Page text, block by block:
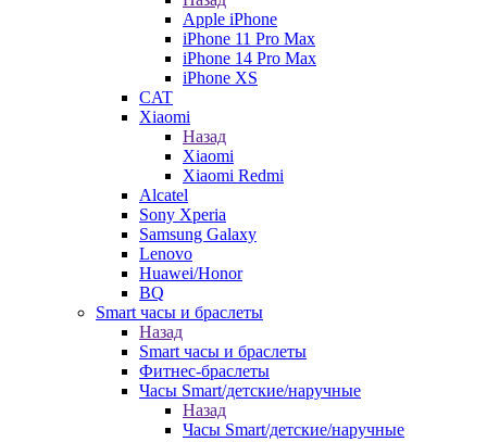
Apple iPhone
iPhone 11 Pro Max
iPhone 14 Pro Max
iPhone XS
CAT
Xiaomi
Назад
Xiaomi
Xiaomi Redmi
Alcatel
Sony Xperia
Samsung Galaxy
Lenovo
Huawei/Honor
BQ
Smart часы и браслеты
Назад
Smart часы и браслеты
Фитнес-браслеты
Часы Smart/детские/наручные
Назад
Часы Smart/детские/наручные